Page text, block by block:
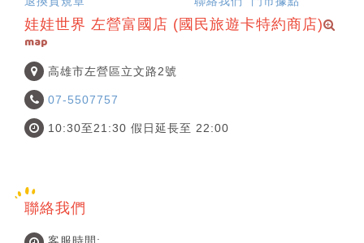
娃娃世界 左營富國店 (國民旅遊卡特約商店)
map
高雄市左營區立文路2號
07-5507757
10:30至21:30 假日延長至 22:00
聯絡我們